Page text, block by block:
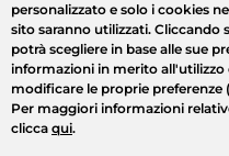
personalizzato e solo i cookies
sito saranno utilizzati. Cliccando
potrà scegliere in base alle sue
informazioni in merito all'utilizzo
modificare le proprie preferenze
Per maggiori informazioni
clicca qui.